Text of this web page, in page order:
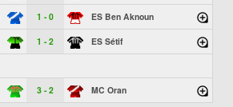
1 - 0 ES Ben Aknoun
1 - 2 ES Sétif
3 - 2 MC Oran